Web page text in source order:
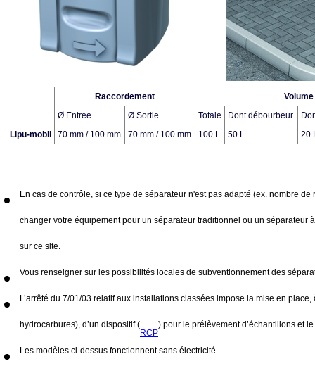
Raccordement
Volume
Ø Entree
Ø Sortie Totale Dont débourbeur
Lipu-mobil
70 mm / 100 mm 70 mm / 100 mm 100 L 50 L 20
En cas de contrôle, si ce type de séparateur n'est pas adapté (ex. nombre
changer votre équipement pour un séparateur traditionnel ou un
sur ce site.
Vous renseigner sur les possibilités locales de subventionnement des
L’arrêté du 7/01/03 relatif aux installations classées impose la mise en
hydrocarbures), d’un dispositif (RCP) pour le prélèvement d’échantillons et
Les modèles ci-dessus fonctionnent sans électricité